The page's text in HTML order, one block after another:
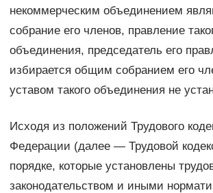
некоммерческим объединением
собрание его членов, правление
объединения, председатель его
избирается общим собранием его
уставом такого объединения не
Исходя из положений Трудового
Федерации (далее — Трудовой
порядке, которые установлены
законодательством и иными